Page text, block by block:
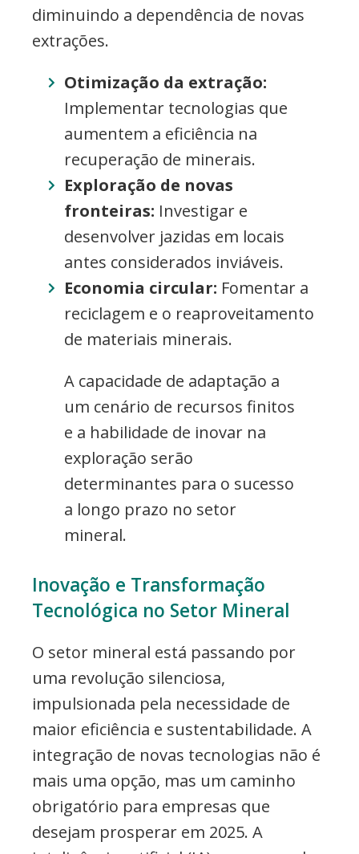
diminuindo a dependência de novas
extrações.
Otimização da extração:
Implementar tecnologias que
aumentem a eficiência na
recuperação de minerais.
Exploração de novas
fronteiras: Investigar e
desenvolver jazidas em locais
antes considerados inviáveis.
Economia circular: Fomentar a
reciclagem e o reaproveitamento
de materiais minerais.
A capacidade de adaptação a
um cenário de recursos finitos
e a habilidade de inovar na
exploração serão
determinantes para o sucesso
a longo prazo no setor
mineral.
Inovação e Transformação
Tecnológica no Setor Mineral
O setor mineral está passando por
uma revolução silenciosa,
impulsionada pela necessidade de
maior eficiência e sustentabilidade. A
integração de novas tecnologias não é
mais uma opção, mas um caminho
obrigatório para empresas que
desejam prosperar em 2025. A